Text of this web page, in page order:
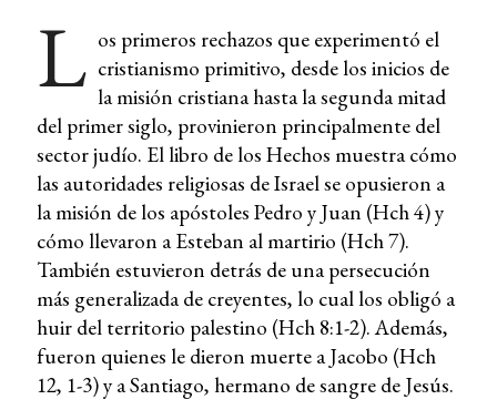
L os primeros rechazos que experimentó el
cristianismo primitivo, desde los inicios de
la misión cristiana hasta la segunda mitad
del primer siglo, provinieron principalmente del
sector judío. El libro de los Hechos muestra cómo
las autoridades religiosas de Israel se opusieron a
la misión de los apóstoles Pedro y Juan (Hch 4) y
cómo llevaron a Esteban al martirio (Hch 7).
También estuvieron detrás de una persecución
más generalizada de creyentes, lo cual los obligó a
huir del territorio palestino (Hch 8:1-2). Además,
fueron quienes le dieron muerte a Jacobo (Hch
12, 1-3) y a Santiago, hermano de sangre de Jesús.